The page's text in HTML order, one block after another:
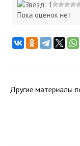
Пока оценок нет
Другие материалы